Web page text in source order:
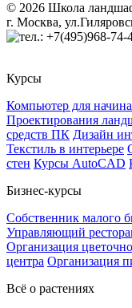
© 2026 Школа
г. Москва,
+7(495)968-74-
Курсы
Компьютер для
Проектирования
средств ПК Дизайн
Текстиль в интерьере
стен Курсы AutoCAD
Бизнес-курсы
Собственник малого
Управляющий
Организация
центра Организация
Всё о растениях